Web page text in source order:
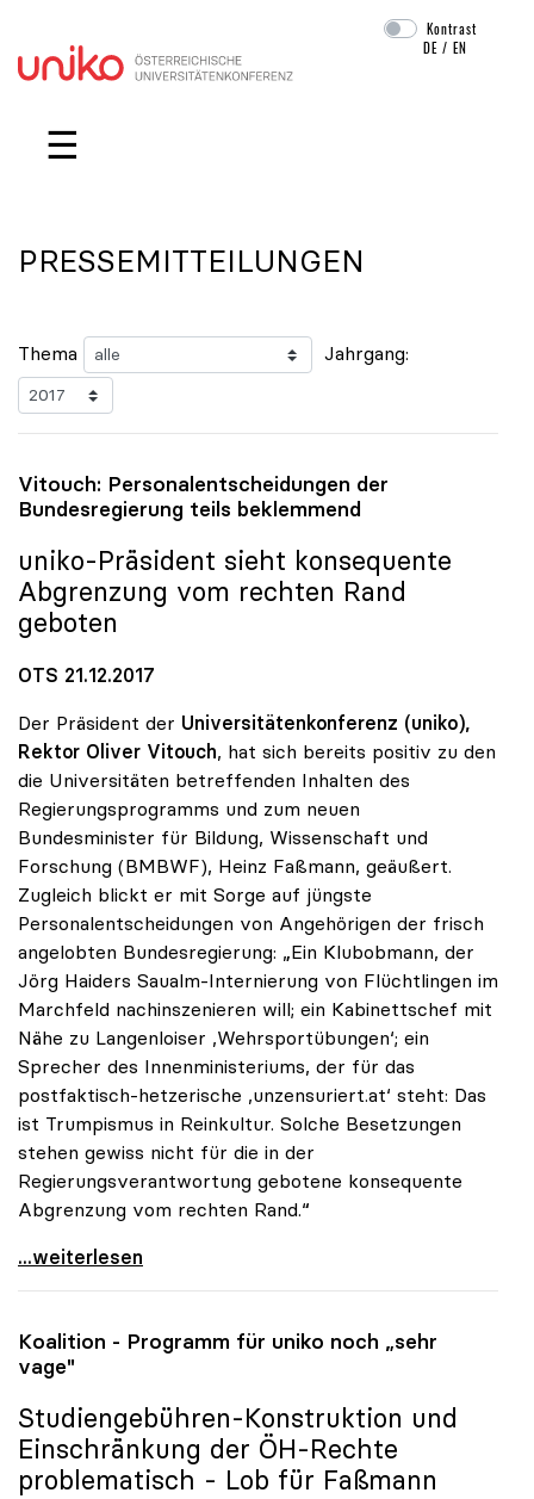
Navigation überspringen
Kontrast
DE /EN
☰
PRESSEMITTEILUNGEN
Thema Jahrgang:
Vitouch: Personalentscheidungen der
Bundesregierung teils beklemmend
uniko-Präsident sieht konsequente
Abgrenzung vom rechten Rand
geboten
OTS 21.12.2017
Der Präsident der Universitätenkonferenz (uniko),
Rektor Oliver Vitouch, hat sich bereits positiv zu den
die Universitäten betreffenden Inhalten des
Regierungsprogramms und zum neuen
Bundesminister für Bildung, Wissenschaft und
Forschung (BMBWF), Heinz Faßmann, geäußert.
Zugleich blickt er mit Sorge auf jüngste
Personalentscheidungen von Angehörigen der frisch
angelobten Bundesregierung: „Ein Klubobmann, der
Jörg Haiders Saualm-Internierung von Flüchtlingen im
Marchfeld nachinszenieren will; ein Kabinettschef mit
Nähe zu Langenloiser ‚Wehrsportübungen‘; ein
Sprecher des Innenministeriums, der für das
postfaktisch-hetzerische ‚unzensuriert.at‘ steht: Das
ist Trumpismus in Reinkultur. Solche Besetzungen
stehen gewiss nicht für die in der
Regierungsverantwortung gebotene konsequente
Abgrenzung vom rechten Rand.“
Vitouch: Personalentscheidungen der
...weiterlesen
Koalition - Programm für uniko noch „sehr
vage"
Studiengebühren-Konstruktion und
Einschränkung der ÖH-Rechte
problematisch - Lob für Faßmann